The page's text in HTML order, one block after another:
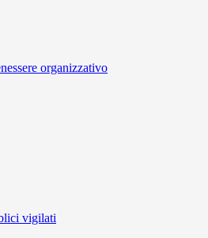
organizzativo
vigilati